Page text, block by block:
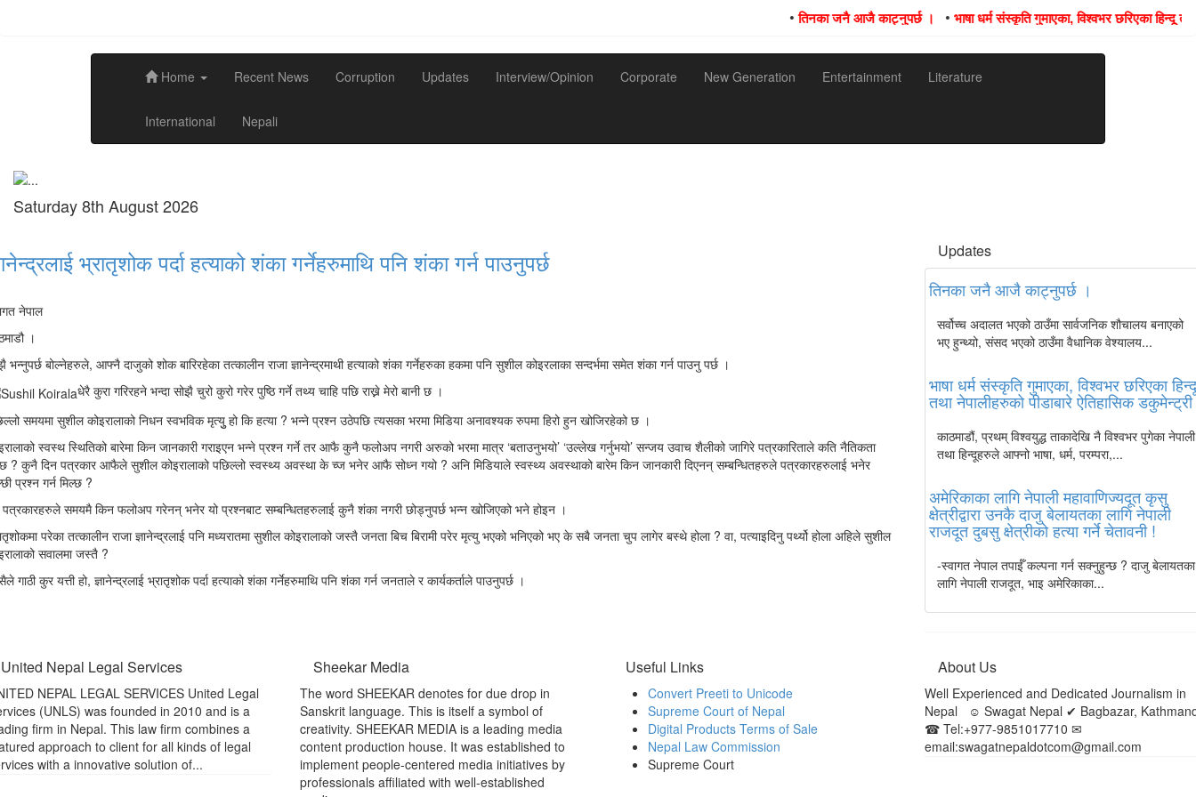
तिनका जनै आजै काट्नुपर्छ । • भाषा धर्म संस्कृति गुमाएका, विश्वभर छरिएका हिन्दू तथा
Home Recent News Corruption Updates Interview/Opinion Corporate New Generation Entertainment Literature
International Nepali
Saturday 8th August 2026
भ्रातृशोक पर्दा हत्याको शंका गर्नेहरुमाथि पनि शंका गर्न पाउनुपर्छ
नेपाल
।
भन्नुपर्छ बोल्नेहरुले, आफ्नै दाजुको शोक बारिरहेका तत्कालीन राजा ज्ञानेन्द्रमाथी हत्याको शंका गर्नेहरुका हकमा पनि सुशील कोइरलाका सन्दर्भमा समेत शंका गर्न पाउनु पर्छ ।
धेरै कुरा गरिरहने भन्दा सोझै चुरो कुरो गरेर पुष्ठि गर्ने तथ्य चाहि पछि राख्ने मेरो बानी छ ।
समयमा सुशील कोइरालाको निधन स्वभविक मृत्युु हो कि हत्या ? भन्ने प्रश्न उठेपछि त्यसका भरमा मिडिया अनावश्यक रुपमा हिरो हुन खोजिरहेको छ ।
स्वस्थ स्थितिको बारेमा किन जानकारी गराइएन भन्ने प्रश्न गर्ने तर आफै कुनै फलोअप नगरी अरुको भरमा मात्र ‘बताउनुभयो’ ‘उल्लेख गर्नुभयो’ सन्जय उवाच शैलीको जागिरे पत्रकारिताले कति नैतिकता
? कुनै दिन पत्रकार आफैले सुशील कोइरालाको पछिल्लो स्वस्थ्य अवस्था के च्ज भनेर आफै सोध्न गयो ? अनि मिडियाले स्वस्थ्य अवस्थाको बारेम किन जानकारी दिएनन् सम्बन्धितहरुले पत्रकारहरुलाई भनेर
प्रश्न गर्न मिल्छ ?
समयमै किन फलोअप गरेनन् भनेर यो प्रश्नबाट सम्बन्धितहरुलाई कुनै शंका नगरी छोड्नुपर्छ भन्न खोजिएको भने होइन ।
परेका तत्कालीन राजा ज्ञानेन्द्रलाई पनि मध्यरातमा सुशील कोइरालाको जस्तै जनता बिच बिरामी परेर मृत्यु भएको भनिएको भए के सबै जनता चुप लागेर बस्थे होला ? वा, पत्याइदिनु पर्थ्यो होला अहिले सुशील
सवालमा जस्तै ?
गाठी कुर यत्ती हो, ज्ञानेन्द्रलाई भ्रातृशोक पर्दा हत्याको शंका गर्नेहरुमाथि पनि शंका गर्न जनताले र कार्यकर्ताले पाउनुपर्छ ।
Updates
तिनका जनै आजै काट्नुपर्छ ।
सर्वोच्च अदालत भएको ठाउँमा सार्वजनिक शौचालय बनाएको
भए हुन्थ्यो, संसद भएको ठाउँमा वैधानिक वेश्यालय...
भाषा धर्म संस्कृति गुमाएका, विश्वभर छरिएका हिन्दू
तथा नेपालीहरुको पीडाबारे ऐतिहासिक डकुमेन्ट्री
काठमाडौं, प्रथम् विश्वयुद्ध ताकादेखि नै विश्वभर पुगेका नेपाली
तथा हिन्दूहरुले आफ्नो भाषा, धर्म, परम्परा,...
अमेरिकाका लागि नेपाली महावाणिज्यदूत कृसु
क्षेत्रीद्वारा उनकै दाजु बेलायतका लागि नेपाली
राजदूत दुबसु क्षेत्रीको हत्या गर्ने चेतावनी !
-स्वागत नेपाल तपाईँ कल्पना गर्न सक्नुहुन्छ ? दाजु बेलायतका
लागि नेपाली राजदूत, भाइ अमेरिकाका...
United Nepal Legal Services
NEPAL LEGAL SERVICES United Legal
(UNLS) was founded in 2010 and is a
firm in Nepal. This law firm combines a
approach to client for all kinds of legal
with a innovative solution of...
Sheekar Media
The word SHEEKAR denotes for due drop in
Sanskrit language. This is itself a symbol of
creativity. SHEEKAR MEDIA is a leading media
content production house. It was established to
implement people-centered media initiatives by
professionals affiliated with well-established
Useful Links
Convert Preeti to Unicode
Supreme Court of Nepal
Digital Products Terms of Sale
Nepal Law Commission
Supreme Court
About Us
Well Experienced and Dedicated Journalism in
Nepal ☺ Swagat Nepal ✔ Bagbazar,
☎ Tel:+977-9851017710 ✉
email:swagatnepaldotcom@gmail.com